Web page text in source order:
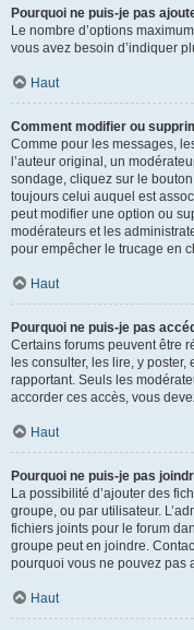
Pourquoi ne puis-je pas
Le nombre d’options
vous avez besoin d’indiquer
Haut
Comment modifier ou
Comme pour les messages,
l’auteur original, un
sondage, cliquez sur le bouton
toujours celui auquel est
peut modifier une option ou
modérateurs et les
pour empêcher le trucage en
Haut
Pourquoi ne puis-je pas
Certains forums peuvent être
les consulter, les lire, y poster,
rapportant. Seuls les
accorder ces accès, vous
Haut
Pourquoi ne puis-je pas
La possibilité d’ajouter des
groupe, ou par utilisateur.
fichiers joints pour le forum
groupe peut en joindre.
pourquoi vous ne pouvez pas
Haut